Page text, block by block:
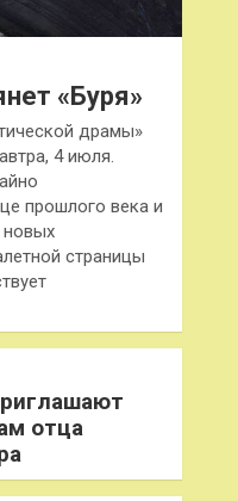
«Буря»
драмы»
4 июля.
прошлого века и
страницы
отца